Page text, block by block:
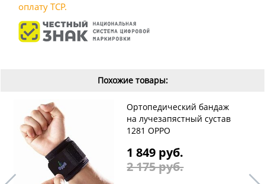
оплату ТСР.
Похожие товары:
Ортопедический бандаж
на лучезапястный сустав
1281 OPPO
1 849 руб.
2 175 руб.